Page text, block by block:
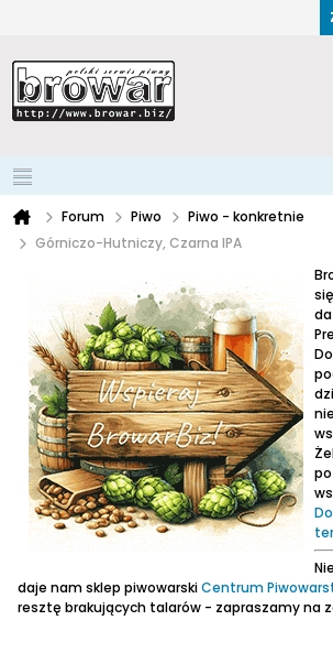
Forum Piwo
Piwo - konkretnie
Górniczo-Hutniczy, Czarna IPA
daje nam sklep piwowarskiCentrum
resztę brakujących talarów - zapraszamy na